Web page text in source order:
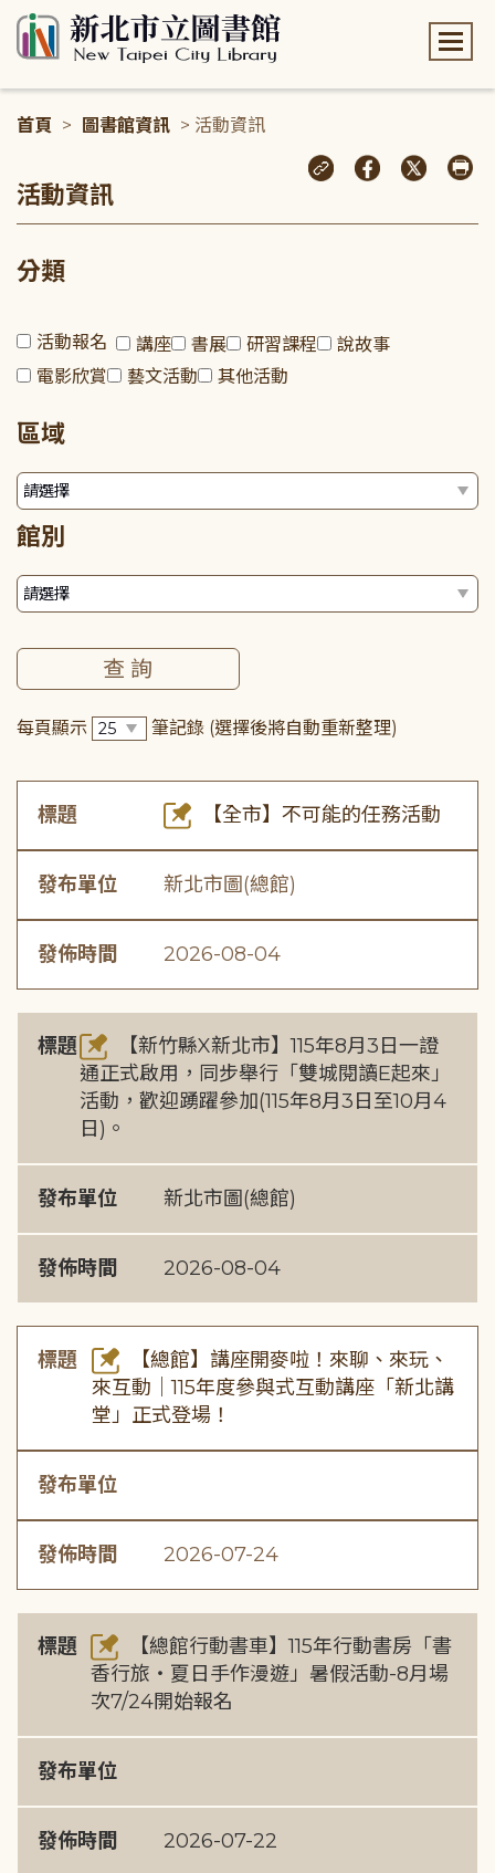
首頁 > 圖書館資訊 > 活動資訊
活動資訊
分類
活動報名 講座 書展 研習課程
說故事
電影欣賞
藝文活動 其他活動
區域
館別
每頁顯示 筆記錄 (選擇後將自動重新整理)
標題 【全市】不可能的任務活動
發布單位 新北市圖(總館)
發佈時間 2026-08-04
標題
【新竹縣X新北市】115年8月3日一證
通正式啟用，同步舉行「雙城閱讀E起來」
活動，歡迎踴躍參加(115年8月3日至10月4
日)。
發布單位 新北市圖(總館)
發佈時間 2026-08-04
標題
【總館】講座開麥啦！來聊、來玩、
來互動｜115年度參與式互動講座「新北講
堂」正式登場！
發布單位
發佈時間 2026-07-24
標題
【總館行動書車】115年行動書房「書
香行旅・夏日手作漫遊」暑假活動-8月場
次7/24開始報名
發布單位
發佈時間 2026-07-22